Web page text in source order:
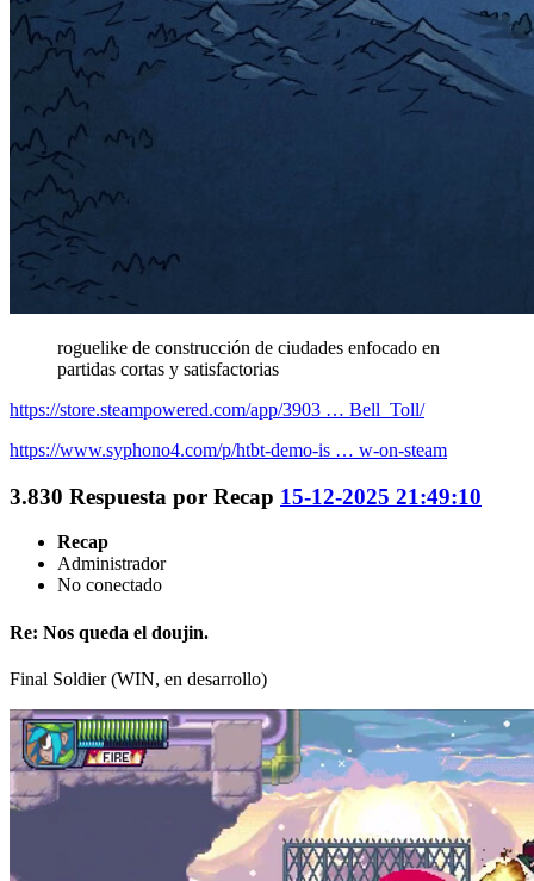
roguelike de construcción de ciudades enfocado en
partidas cortas y satisfactorias
https://store.steampowered.com/app/3903 … Bell_Toll/
https://www.syphono4.com/p/htbt-demo-is … w-on-steam
3.830 Respuesta por Recap 15-12-2025 21:49:10
Recap
Administrador
No conectado
Re: Nos queda el doujin.
Final Soldier (WIN, en desarrollo)